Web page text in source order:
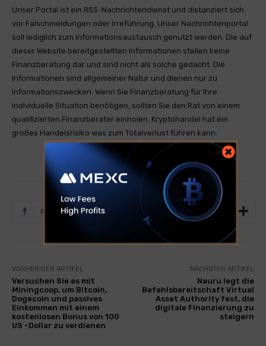
Unser Portal ist ein RSS-Nachrichtendienst und distanziert sich
vor Falschmeldungen oder Irreführung. Unser Nachrichtenportal
soll lediglich zum Informationsaustausch genutzt werden. Die auf
dieser Website bereitgestellten Informationen stellen keine
Finanzberatung dar und sind nicht als solche gedacht. Die
Informationen sind allgemeiner Natur und dienen nur zu
Informationszwecken. Wenn Sie Finanzberatung für Ihre
individuelle Situation benötigen, sollten Sie den Rat von einem
qualifizierten Finanzberater einholen. Kryptohandel hat ein
großes Handelsrisiko was zum Totalverlust führen kann.
Facebook Twitter Tumblr
VORHERIGER ARTIKEL
Versuchen Sie es mit
Miningcoop, um Bitcoin,
Dogecoin und passives
Einkommen mit einem
kostenlosen Bonus von 100
US -Dollar zu verdienen
NÄCHSTER ARTIKEL
Nauru legt die
Befehlsbereitschaft Virtual
Asset Authority fest, die
digitale Finanzierung zu
steigern